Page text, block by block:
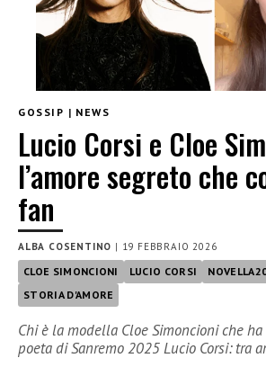
GOSSIP | NEWS
Lucio Corsi e Cloe
l’amore segreto che
fan
ALBA COSENTINO | 19 FEBBRAIO 2026
CLOE SIMONCIONI LUCIO CORSI
STORIA D'AMORE
Chi è la modella Cloe Simoncioni che
poeta di Sanremo 2025 Lucio Corsi: tra